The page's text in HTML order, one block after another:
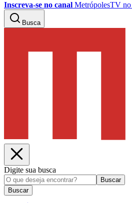
Inscreva-se no canal MetrópolesTV no
Busca
Digite sua busca
Buscar
Buscar